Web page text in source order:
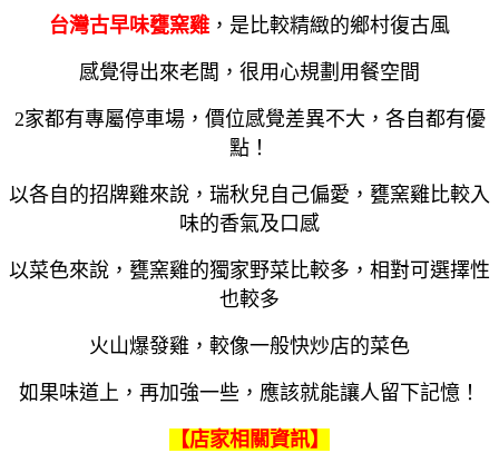
台灣古早味甕窯雞 ，是比較精緻的鄉村復古風
感覺得出來老闆，很用心規劃用餐空間
2家都有專屬停車場，價位感覺差異不大，各自都有優
點！
以各自的招牌雞來說，瑞秋兒自己偏愛，甕窯雞比較入
味的香氣及口感
以菜色來說，甕窯雞的獨家野菜比較多，相對可選擇性
也較多
火山爆發雞，較像一般快炒店的菜色
如果味道上，再加強一些，應該就能讓人留下記憶！
【店家相關資訊】